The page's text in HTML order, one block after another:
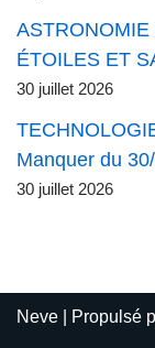
ASTRONOMIE
ÉTOILES ET
30 juillet 2026
Manquer du
30 juillet 2026
Neve | Propulsé